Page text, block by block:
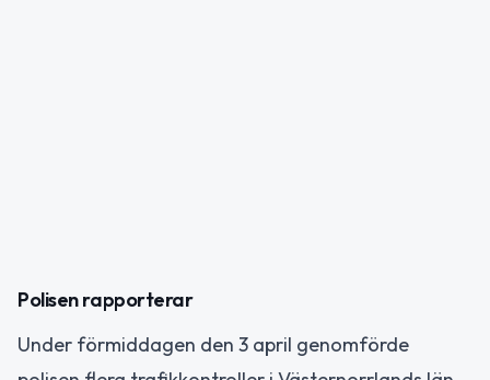
Polisen rapporterar
Under förmiddagen den 3 april genomförde